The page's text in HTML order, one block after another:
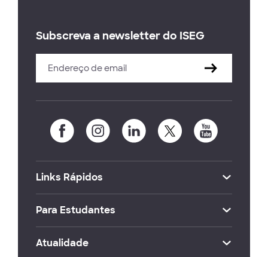
Subscreva a newsletter do ISEG
Links Rápidos
Para Estudantes
Atualidade